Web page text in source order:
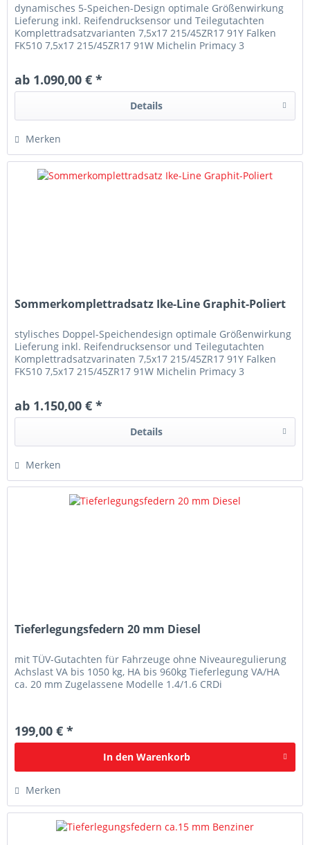
dynamisches 5-Speichen-Design optimale Größenwirkung
Lieferung inkl. Reifendrucksensor und Teilegutachten
Komplettradsatzvarianten 7,5x17 215/45ZR17 91Y Falken
FK510 7,5x17 215/45ZR17 91W Michelin Primacy 3
Falken FK510 8,x19 225/35ZR19 (88Y) Michelin Pilot Sport 4S
ab 1.090,00 € *
Details
Merken
Sommerkomplettradsatz Ike-Line Graphit-Poliert
stylisches Doppel-Speichendesign optimale Größenwirkung
Lieferung inkl. Reifendrucksensor und Teilegutachten
Komplettradsatzvarinaten 7,5x17 215/45ZR17 91Y Falken
FK510 7,5x17 215/45ZR17 91W Michelin Primacy 3
FK510 8,x19 225/35ZR19 (88Y) Michelin Pilot Sport 4S
ab 1.150,00 € *
Details
Merken
Tieferlegungsfedern 20 mm Diesel
mit TÜV-Gutachten für Fahrzeuge ohne Niveauregulierung
Achslast VA bis 1050 kg, HA bis 960kg Tieferlegung VA/HA
ca. 20 mm Zugelassene Modelle 1.4/1.6 CRDi
199,00 € *
In den Warenkorb
Merken